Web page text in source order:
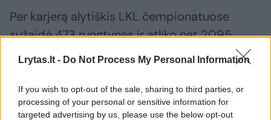
Lrytas.lt - Do Not Process My Personal Information
If you wish to opt-out of the sale, sharing to third parties, or
processing of your personal or sensitive information for
targeted advertising by us, please use the below opt-out
Per karjerą alytiškis LKL čempionatuose
sužaidė 473 rungtynes ir atliko net 2095
rezultatyvius perdavimus. Tai yra LKL lygos
36 metų 193 cm ūgio krepšininkas karjerą